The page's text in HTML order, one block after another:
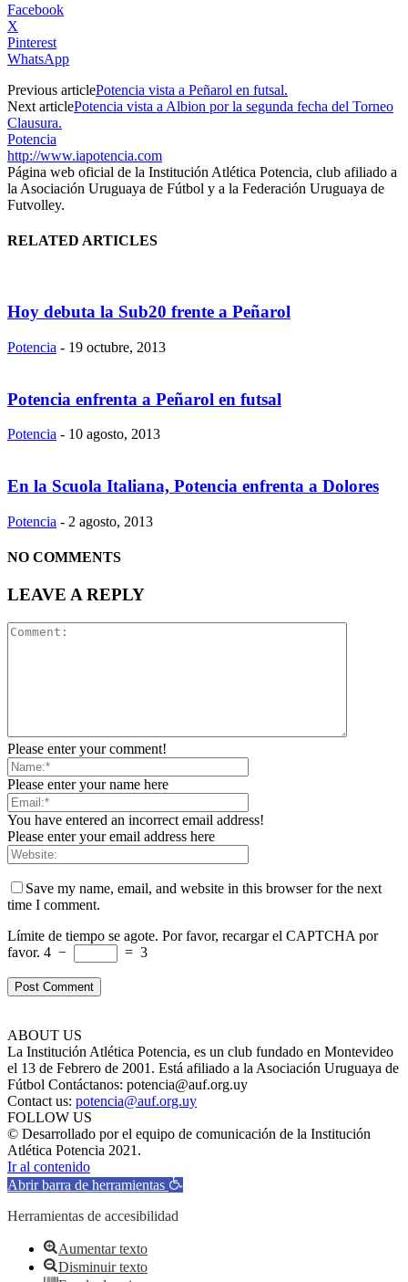
Facebook
X
Pinterest
WhatsApp
Previous articlePotencia vista a Peñarol en futsal.
Next articlePotencia vista a Albion por la segunda fecha del Torneo
Clausura.
Potencia
http://www.iapotencia.com
Página web oficial de la Institución Atlética Potencia, club afiliado a
la Asociación Uruguaya de Fútbol y a la Federación Uruguaya de
Futvolley.
RELATED ARTICLES
Hoy debuta la Sub20 frente a Peñarol
Potencia - 19 octubre, 2013
Potencia enfrenta a Peñarol en futsal
Potencia - 10 agosto, 2013
En la Scuola Italiana, Potencia enfrenta a Dolores
Potencia - 2 agosto, 2013
NO COMMENTS
LEAVE A REPLY
Please enter your comment!
Please enter your name here
You have entered an incorrect email address!
Please enter your email address here
Save my name, email, and website in this browser for the next
time I comment.
Límite de tiempo se agote. Por favor, recargar el CAPTCHA por
favor. 4 − = 3
ABOUT US
La Institución Atlética Potencia, es un club fundado en Montevideo
el 13 de Febrero de 2001. Está afiliado a la Asociación Uruguaya de
Fútbol Contáctanos: potencia@auf.org.uy
Contact us: potencia@auf.org.uy
FOLLOW US
© Desarrollado por el equipo de comunicación de la Institución
Atlética Potencia 2021.
Ir al contenido
Abrir barra de herramientas
Herramientas de accesibilidad
Aumentar texto
Disminuir texto